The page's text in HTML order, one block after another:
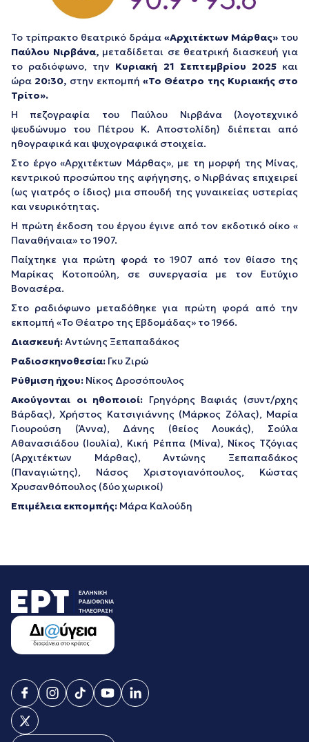
Το τρίπρακτο θεατρικό δράμα «Αρχιτέκτων Μάρθας» του
Παύλου Νιρβάνα, μεταδίδεται σε θεατρική διασκευή για
το ραδιόφωνο, την Κυριακή 21 Σεπτεμβρίου 2025και
ώρα 20:30, στην εκπομπή «Το Θέατρο της Κυριακής στο
Τρίτο».
Η πεζογραφία του Παύλου Νιρβάνα (λογοτεχνικό
ψευδώνυμο του Πέτρου Κ. Αποστολίδη) διέπεται από
ηθογραφικά και ψυχογραφικά στοιχεία.
Στο έργο «Αρχιτέκτων Μάρθας», με τη μορφή της Μίνας,
κεντρικού προσώπου της αφήγησης, ο Νιρβάνας επιχειρεί
(ως γιατρός ο ίδιος) μια σπουδή της γυναικείας υστερίας
και νευρικότητας.
Η πρώτη έκδοση του έργου έγινε από τον εκδοτικό οίκο «
Παναθήναια» το 1907.
Παίχτηκε για πρώτη φορά το 1907 από τον θίασο της
Μαρίκας Κοτοπούλη, σε συνεργασία με τον Ευτύχιο
Βονασέρα.
Στο ραδιόφωνο μεταδόθηκε για πρώτη φορά από την
εκπομπή «Το Θέατρο της Εβδομάδας» το 1966.
Διασκευή:Αντώνης Ξεπαπαδάκος
Ραδιοσκηνοθεσία: Γκυ Ζιρώ
Ρύθμιση ήχου: Νίκος Δροσόπουλος
Ακούγονται οι ηθοποιοί: Γρηγόρης Βαφιάς (συντ/ρχης
Βάρδας), Χρήστος Κατσιγιάννης (Μάρκος Ζόλας), Μαρία
Γιουρούση (Άννα), Δάνης (θείος Λουκάς), Σούλα
Αθανασιάδου (Ιουλία), Κική Ρέππα (Μίνα), Νίκος Τζόγιας
(Αρχιτέκτων Μάρθας), Αντώνης Ξεπαπαδάκος
(Παναγιώτης), Νάσος Χριστογιανόπουλος, Κώστας
Χρυσανθόπουλος (δύο χωρικοί)
Επιμέλεια εκπομπής: Μάρα Καλούδη